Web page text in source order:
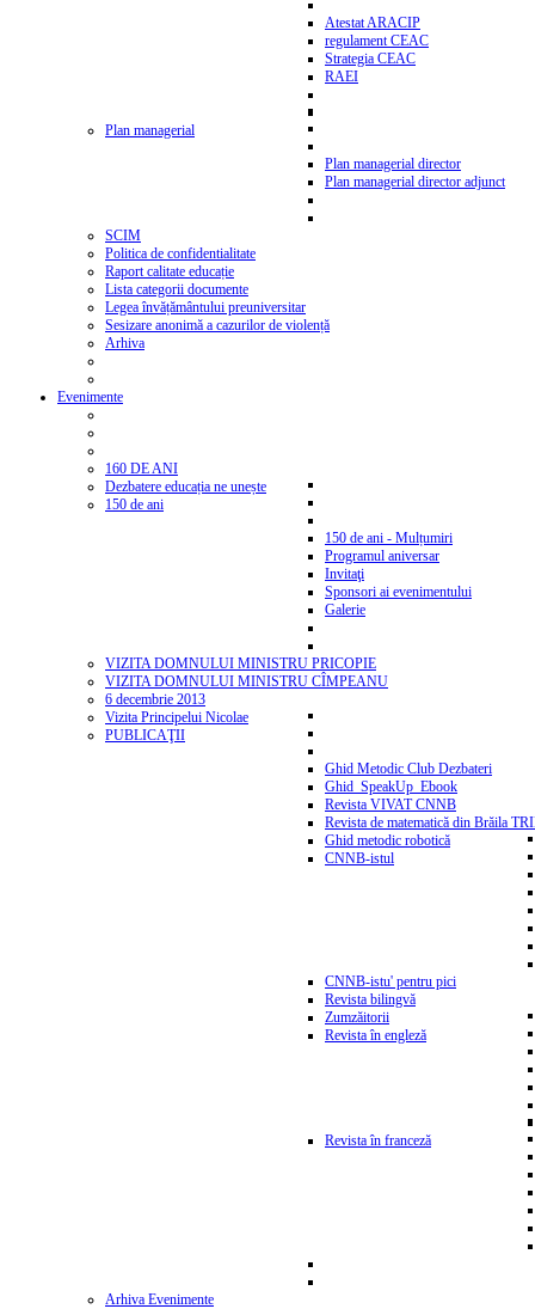
Atestat ARACIP
regulament CEAC
Strategia CEAC
RAEI
Plan managerial
Plan managerial director
Plan managerial director adjunct
SCIM
Politica de confidentialitate
Raport calitate educație
Lista categorii documente
Legea învățământului preuniversitar
Sesizare anonimă a cazurilor de violență
Arhiva
Evenimente
160 DE ANI
Dezbatere educația ne unește
150 de ani
150 de ani - Mulțumiri
Programul aniversar
Invitaţi
Sponsori ai evenimentului
Galerie
VIZITA DOMNULUI MINISTRU PRICOPIE
VIZITA DOMNULUI MINISTRU CÎMPEANU
6 decembrie 2013
Vizita Principelui Nicolae
PUBLICAŢII
Ghid Metodic Club Dezbateri
Ghid_SpeakUp_Ebook
Revista VIVAT CNNB
Revista de matematică din Brăila
Ghid metodic robotică
CNNB-istul
CNNB-istu' pentru pici
Revista bilingvă
Zumzăitorii
Revista în engleză
Revista în franceză
Arhiva Evenimente